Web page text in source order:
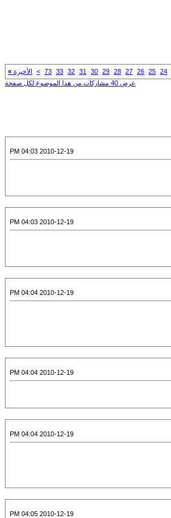
24
25
26
27
28
29
30
31
32
33
73
> الأخيرة »
عرض 40 مشاركات من هذا الموضوع لكل صفحة
2010-12-19 04:03 PM
2010-12-19 04:03 PM
2010-12-19 04:04 PM
2010-12-19 04:04 PM
2010-12-19 04:04 PM
2010-12-19 04:05 PM